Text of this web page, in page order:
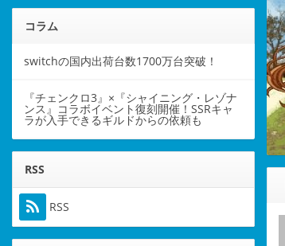
コラム
switchの国内出荷台数1700万台突破！
『チェンクロ3』×『シャイニング・レゾナ
ンス』コラボイベント復刻開催！SSRキャ
ラが入手できるギルドからの依頼も
RSS
RSS